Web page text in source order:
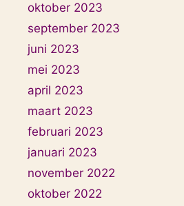
oktober 2023
september 2023
juni 2023
mei 2023
april 2023
maart 2023
februari 2023
januari 2023
november 2022
oktober 2022